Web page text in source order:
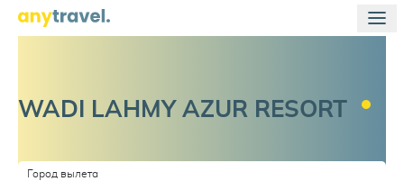
WADI LAHMY AZUR RESORT
Город вылета